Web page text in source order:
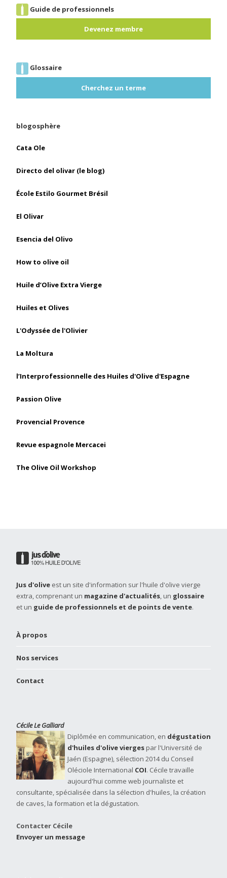
Guide de professionnels
Devenez membre
Glossaire
Cherchez un terme
blogosphère
Cata Ole
Directo del olivar (le blog)
École Estilo Gourmet Brésil
El Olivar
Esencia del Olivo
How to olive oil
Huile d’Olive Extra Vierge
Huiles et Olives
L'Odyssée de l'Olivier
La Moltura
l’Interprofessionnelle des Huiles d'Olive d'Espagne
Passion Olive
Provencial Provence
Revue espagnole Mercacei
The Olive Oil Workshop
Jus d'olive est un site d'information sur l'huile d'olive vierge
extra, comprenant un magazine d'actualités, un glossaire
et un guide de professionnels et de points de vente.
À propos
Nos services
Contact
Cécile Le Galliard
Diplômée en communication, en dégustation
d'huiles d'olive vierges par l'Université de
Jaén (Espagne), sélection 2014 du Conseil
Oléciole International COI. Cécile travaille
aujourd'hui comme web journaliste et
consultante, spécialisée dans la sélection d'huiles, la création
de caves, la formation et la dégustation.
Contacter Cécile
Envoyer un message